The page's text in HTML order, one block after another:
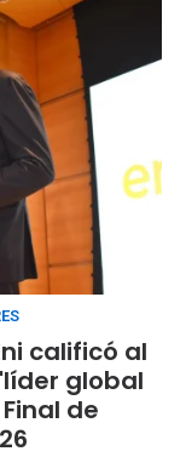
calificó al
global
de